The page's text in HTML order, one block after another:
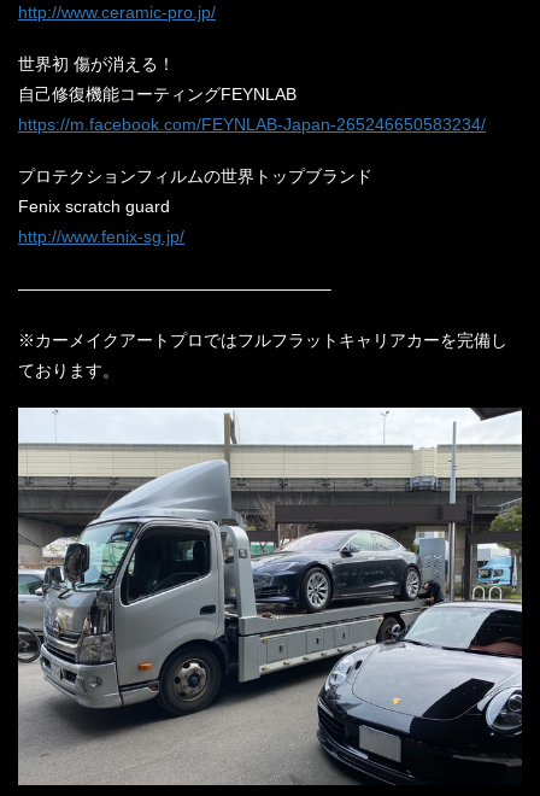
http://www.ceramic-pro.jp/
世界初 傷が消える！
自己修復機能コーティングFEYNLAB
https://m.facebook.com/FEYNLAB-Japan-265246650583234/
プロテクションフィルムの世界トップブランド
Fenix scratch guard
http://www.fenix-sg.jp/
——————————————————–
※カーメイクアートプロではフルフラットキャリアカーを完備し
ております。